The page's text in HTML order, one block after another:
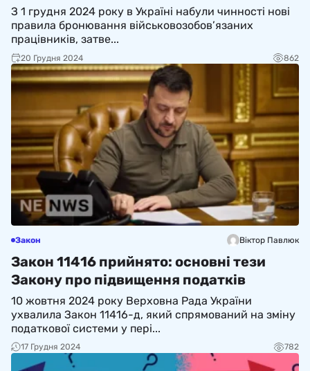
З 1 грудня 2024 року в Україні набули чинності нові
правила бронювання військовозобов’язаних
працівників, затве...
20 Грудня 2024 862
Закон Віктор Павлюк
Закон 11416 прийнято: основні тези
Закону про підвищення податків
10 жовтня 2024 року Верховна Рада України
ухвалила Закон 11416-д, який спрямований на зміну
податкової системи у пері...
17 Грудня 2024 782